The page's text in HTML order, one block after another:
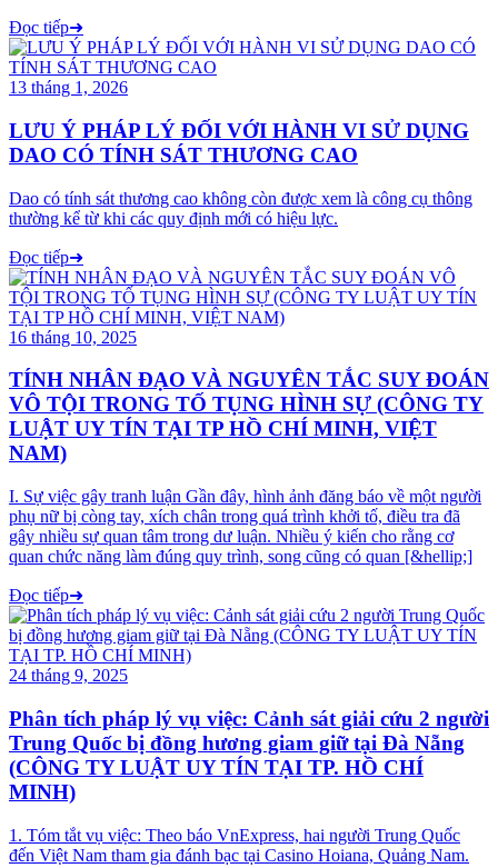
Đọc tiếp➜
13 tháng 1, 2026
LƯU Ý PHÁP LÝ ĐỐI VỚI HÀNH VI SỬ DỤNG
DAO CÓ TÍNH SÁT THƯƠNG CAO
Dao có tính sát thương cao không còn được xem là công cụ thông
thường kể từ khi các quy định mới có hiệu lực.
Đọc tiếp➜
16 tháng 10, 2025
TÍNH NHÂN ĐẠO VÀ NGUYÊN TẮC SUY ĐOÁN
VÔ TỘI TRONG TỐ TỤNG HÌNH SỰ (CÔNG TY
LUẬT UY TÍN TẠI TP HỒ CHÍ MINH, VIỆT
NAM)
I. Sự việc gây tranh luận Gần đây, hình ảnh đăng báo về một người
phụ nữ bị còng tay, xích chân trong quá trình khởi tố, điều tra đã
gây nhiều sự quan tâm trong dư luận. Nhiều ý kiến cho rằng cơ
quan chức năng làm đúng quy trình, song cũng có quan [&hellip;]
Đọc tiếp➜
24 tháng 9, 2025
Phân tích pháp lý vụ việc: Cảnh sát giải cứu 2 người
Trung Quốc bị đồng hương giam giữ tại Đà Nẵng
(CÔNG TY LUẬT UY TÍN TẠI TP. HỒ CHÍ
MINH)
1. Tóm tắt vụ việc: Theo báo VnExpress, hai người Trung Quốc
đến Việt Nam tham gia đánh bạc tại Casino Hoiana, Quảng Nam.